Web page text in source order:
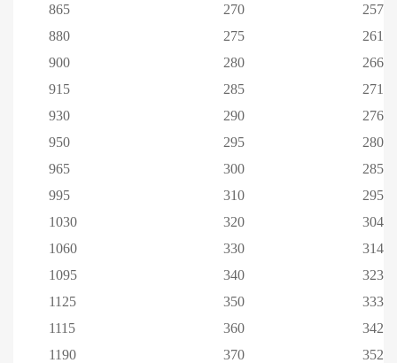
865
270
257
880
275
261
900
280
266
915
285
271
930
290
276
950
295
280
965
300
285
995
310
295
1030
320
304
1060
330
314
1095
340
323
1125
350
333
1115
360
342
1190
370
352